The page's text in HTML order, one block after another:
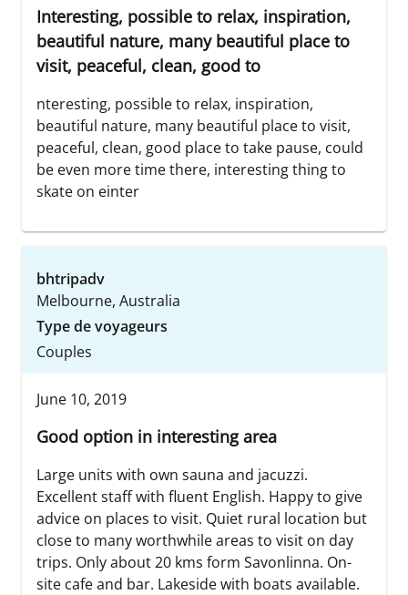
Interesting, possible to relax, inspiration,
beautiful nature, many beautiful place to
visit, peaceful, clean, good to
nteresting, possible to relax, inspiration,
beautiful nature, many beautiful place to visit,
peaceful, clean, good place to take pause, could
be even more time there, interesting thing to
skate on einter
bhtripadv
Melbourne, Australia
Type de voyageurs
Couples
June 10, 2019
Good option in interesting area
Large units with own sauna and jacuzzi.
Excellent staff with fluent English. Happy to give
advice on places to visit. Quiet rural location but
close to many worthwhile areas to visit on day
trips. Only about 20 kms form Savonlinna. On-
site cafe and bar. Lakeside with boats available.